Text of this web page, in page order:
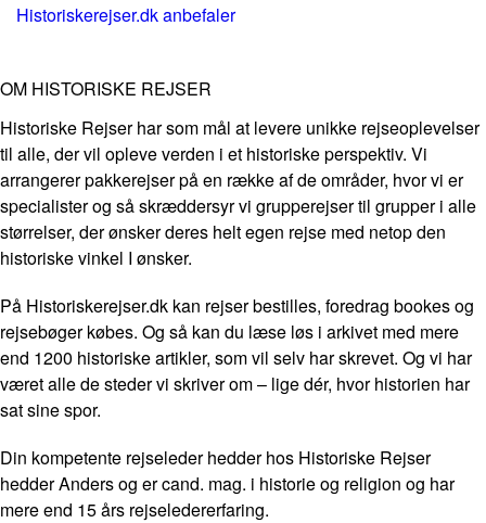
Historiskerejser.dk anbefaler
OM HISTORISKE REJSER
Historiske Rejser har som mål at levere unikke rejseoplevelser
til alle, der vil opleve verden i et historiske perspektiv. Vi
arrangerer pakkerejser på en række af de områder, hvor vi er
specialister og så skræddersyr vi grupperejser til grupper i alle
størrelser, der ønsker deres helt egen rejse med netop den
historiske vinkel I ønsker.
På Historiskerejser.dk kan rejser bestilles, foredrag bookes og
rejsebøger købes. Og så kan du læse løs i arkivet med mere
end 1200 historiske artikler, som vil selv har skrevet. Og vi har
været alle de steder vi skriver om – lige dér, hvor historien har
sat sine spor.
Din kompetente rejseleder hedder hos Historiske Rejser
hedder Anders og er cand. mag. i historie og religion og har
mere end 15 års rejseledererfaring.